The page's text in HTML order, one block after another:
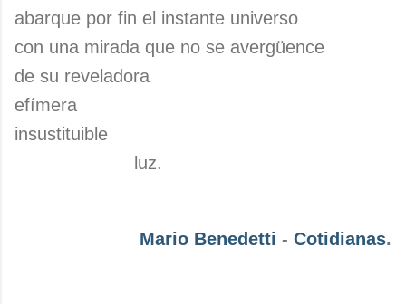
abarque por fin el instante universo
con una mirada que no se avergüence
de su reveladora
efímera
insustituible
luz.
Mario Benedetti - Cotidianas.